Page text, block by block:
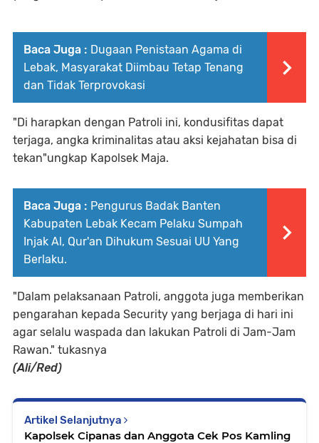
Baca Juga : Dugaan Penistaan Agama di
Lebak, Masyarakat Diimbau Tetap Tenang
dan Tidak Terprovokasi
"Di harapkan dengan Patroli ini, kondusifitas dapat
terjaga, angka kriminalitas atau aksi kejahatan bisa di
tekan"ungkap Kapolsek Maja.
Baca Juga : Pengurus Badak Banten
Kabupaten Lebak Kecam Pelaku Sumpah
Injak Al, Qur'an Dihukum Sesuai UU Yang
Berlaku.
"Dalam pelaksanaan Patroli, anggota juga memberikan
pengarahan kepada Security yang berjaga di hari ini
agar selalu waspada dan lakukan Patroli di Jam-Jam
Rawan." tukasnya
(Ali/Red)
Artikel Selanjutnya
Kapolsek Cipanas dan Anggota Cek Pos Kamling